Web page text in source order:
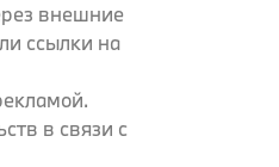
внешние
ссылки на
в связи с